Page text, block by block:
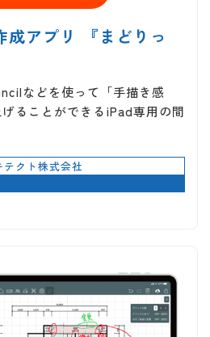
成アプリ 『まどりっ
などを使って「手描き感
ることができるiPad専用の間
クト株式会社